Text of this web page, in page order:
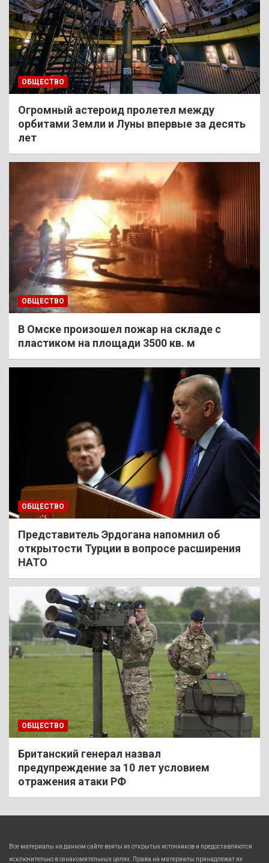
ОБЩЕСТВО
Огромный астероид пролетел между
орбитами Земли и Луны впервые за десять
лет
ОБЩЕСТВО
В Омске произошел пожар на складе с
пластиком на площади 3500 кв. м
ОБЩЕСТВО
Представитель Эрдогана напомнил об
открытости Турции в вопросе расширения
НАТО
ОБЩЕСТВО
Британский генерал назвал
предупреждение за 10 лет условием
отражения атаки РФ
Все материалы на данном сайте взяты из открытых источников и предоставляются
исключительно в ознакомительных целях. Права на материалы принадлежат их